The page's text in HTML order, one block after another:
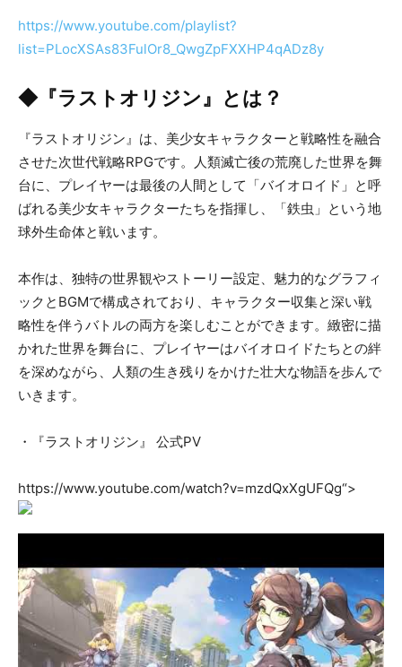
https://www.youtube.com/playlist?
list=PLocXSAs83FulOr8_QwgZpFXXHP4qADz8y
◆『ラストオリジン』とは？
『ラストオリジン』は、美少女キャラクターと戦略性を融合
させた次世代戦略RPGです。人類滅亡後の荒廃した世界を舞
台に、プレイヤーは最後の人間として「バイオロイド」と呼
ばれる美少女キャラクターたちを指揮し、「鉄虫」という地
球外生命体と戦います。
本作は、独特の世界観やストーリー設定、魅力的なグラフィ
ックとBGMで構成されており、キャラクター収集と深い戦
略性を伴うバトルの両方を楽しむことができます。緻密に描
かれた世界を舞台に、プレイヤーはバイオロイドたちとの絆
を深めながら、人類の生き残りをかけた壮大な物語を歩んで
いきます。
・『ラストオリジン』 公式PV
https://www.youtube.com/watch?v=mzdQxXgUFQg“>